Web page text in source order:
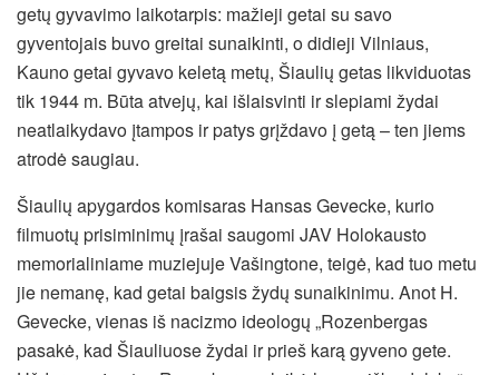
getų gyvavimo laikotarpis: mažieji getai su savo
gyventojais buvo greitai sunaikinti, o didieji Vilniaus,
Kauno getai gyvavo keletą metų, Šiaulių getas likviduotas
tik 1944 m. Būta atvejų, kai išlaisvinti ir slepiami žydai
neatlaikydavo įtampos ir patys grįždavo į getą – ten jiems
atrodė saugiau.
Šiaulių apygardos komisaras Hansas Gevecke, kurio
filmuotų prisiminimų įrašai saugomi JAV Holokausto
memorialiniame muziejuje Vašingtone, teigė, kad tuo metu
jie nemanę, kad getai baigsis žydų sunaikinimu. Anot H.
Gevecke, vienas iš nacizmo ideologų „Rozenbergas
pasakė, kad Šiauliuose žydai ir prieš karą gyveno gete.